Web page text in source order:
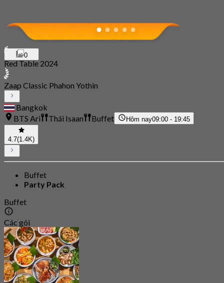
0
Red Table 2024
Zaap Classic Phahon Yothin
Bangkok
BTS Ari
Thái Isaan Buffet Hôm nay09:00 - 19:45
4.7(1.4K)
Buffet
Party Pack
Buffet
Các gói